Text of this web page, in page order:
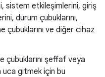
sistem etkileşimlerini, giriş
durum çubuklarını,
çubuklarını ve diğer cihaz
çubuklarını şeffaf veya
gitmek için bu